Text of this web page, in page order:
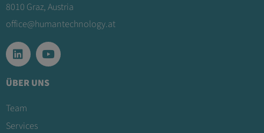
8010 Graz, Austria
office@humantechnology.at
ÜBER UNS
Team
Services